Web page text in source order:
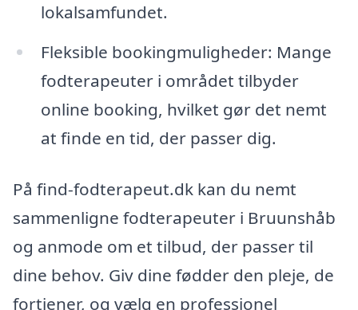
lokalsamfundet.
Fleksible bookingmuligheder: Mange
fodterapeuter i området tilbyder
online booking, hvilket gør det nemt
at finde en tid, der passer dig.
På find-fodterapeut.dk kan du nemt
sammenligne fodterapeuter i Bruunshåb
og anmode om et tilbud, der passer til
dine behov. Giv dine fødder den pleje, de
fortjener, og vælg en professionel